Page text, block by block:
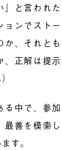
』と言われ
ョンでスト
か、それと
、正解は提
る中で、参
最善を模索
す。